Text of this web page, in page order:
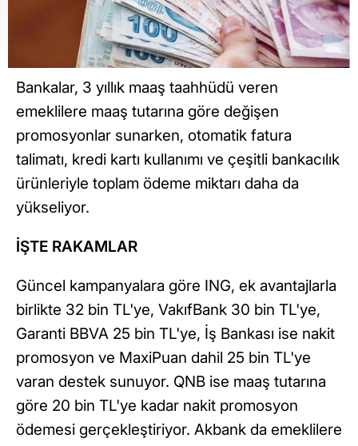
Bankalar, 3 yıllık maaş taahhüdü veren
emeklilere maaş tutarına göre değişen
promosyonlar sunarken, otomatik fatura
talimatı, kredi kartı kullanımı ve çeşitli bankacılık
ürünleriyle toplam ödeme miktarı daha da
yükseliyor.
İŞTE RAKAMLAR
Güncel kampanyalara göre ING, ek avantajlarla
birlikte 32 bin TL'ye, VakıfBank 30 bin TL'ye,
Garanti BBVA 25 bin TL'ye, İş Bankası ise nakit
promosyon ve MaxiPuan dahil 25 bin TL'ye
varan destek sunuyor. QNB ise maaş tutarına
göre 20 bin TL'ye kadar nakit promosyon
ödemesi gerçekleştiriyor. Akbank da emeklilere